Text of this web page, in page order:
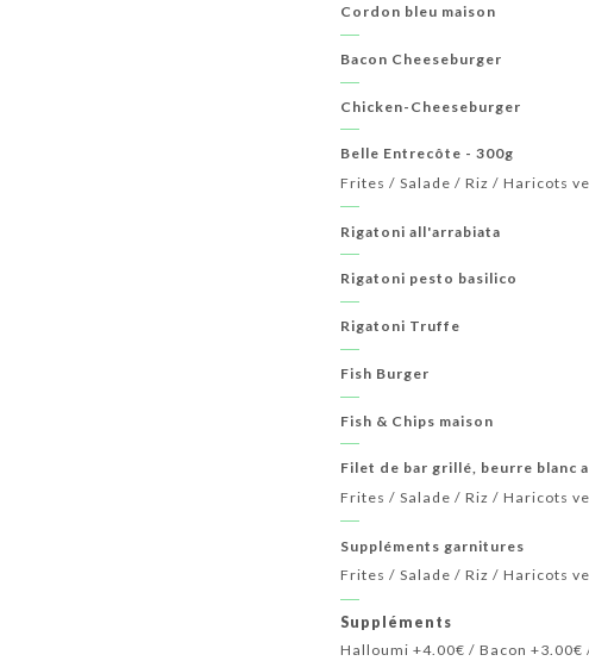
Cordon bleu maison
Bacon Cheeseburger
Chicken-Cheeseburger
Belle Entrecôte - 300g
Frites / Salade / Riz / Haricots
Rigatoni all'arrabiata
Rigatoni pesto basilico
Rigatoni Truffe
Fish Burger
Fish & Chips maison
Filet de bar grillé, beurre blanc
Frites / Salade / Riz / Haricots
Suppléments garnitures
Frites / Salade / Riz / Haricots
Suppléments
Halloumi +4.00€ / Bacon